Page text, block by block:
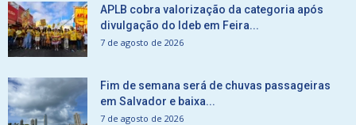
APLB cobra valorização da categoria após
divulgação do Ideb em Feira...
7 de agosto de 2026
Fim de semana será de chuvas passageiras
em Salvador e baixa...
7 de agosto de 2026